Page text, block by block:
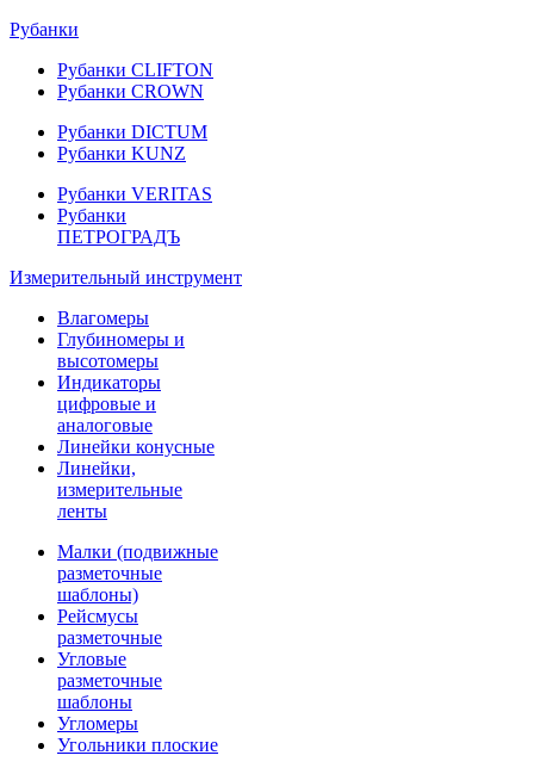
Рубанки
Рубанки CLIFTON
Рубанки CROWN
Рубанки DICTUM
Рубанки KUNZ
Рубанки VERITAS
Рубанки
ПЕТРОГРАДЪ
Измерительный инструмент
Влагомеры
Глубиномеры и
высотомеры
Индикаторы
цифровые и
аналоговые
Линейки конусные
Линейки,
измерительные
ленты
Малки (подвижные
разметочные
шаблоны)
Рейсмусы
разметочные
Угловые
разметочные
шаблоны
Угломеры
Угольники плоские